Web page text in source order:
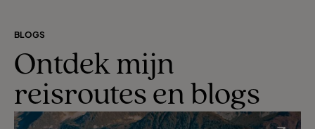
BLOGS
Ontdek mijn
reisroutes en blogs